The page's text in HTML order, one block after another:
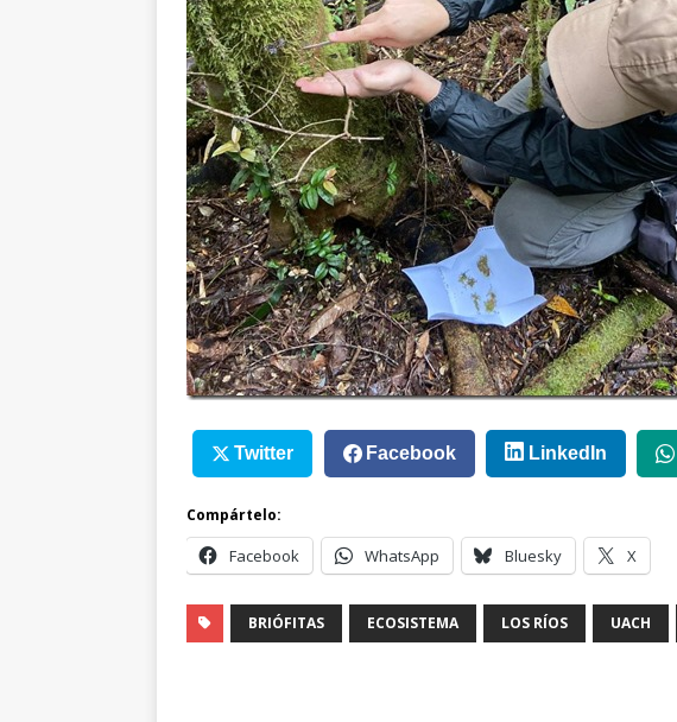
Twitter Facebook LinkedIn
Compártelo:
Facebook WhatsApp Bluesky X
BRIÓFITAS ECOSISTEMA LOS RÍOS UACH